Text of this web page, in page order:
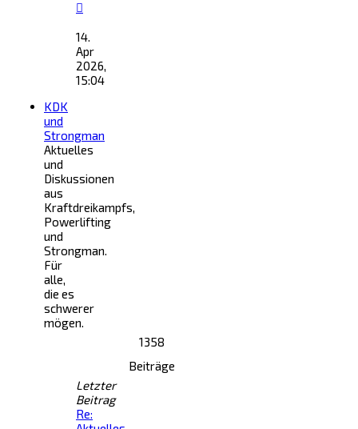
Beitrag
14.
Apr
2026,
15:04
KDK
und
Strongman
Aktuelles
und
Diskussionen
aus
Kraftdreikampfs,
Powerlifting
und
Strongman.
Für
alle,
die es
schwerer
mögen.
1358
Beiträge
Letzter
Beitrag
Re: